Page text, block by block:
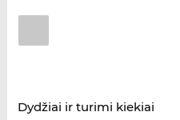
Dydžiai ir turimi kiekiai